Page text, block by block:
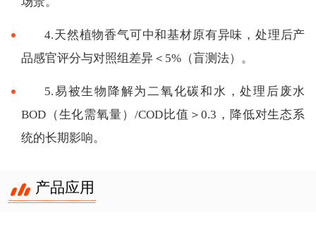
4.天然植物香气可中和基材原有异味，处理后产
品感官评分与对照组差异＜5%（盲测法）。
5.易被生物降解为二氧化碳和水，处理后废水
BOD（生化需氧量）/COD比值＞0.3，降低对生态系
统的长期影响。
产品应用